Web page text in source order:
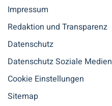
Impressum
Redaktion und Transparenz
Datenschutz
Datenschutz Soziale Medien
Cookie Einstellungen
Sitemap